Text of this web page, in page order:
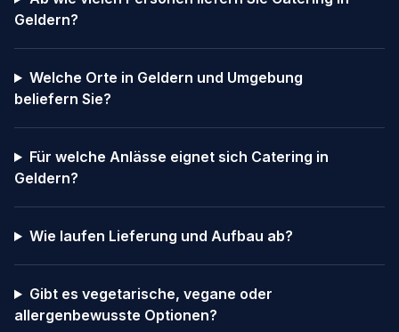
Geldern?
Welche Orte in Geldern und Umgebung
beliefern Sie?
Für welche Anlässe eignet sich Catering in
Geldern?
Wie laufen Lieferung und Aufbau ab?
Gibt es vegetarische, vegane oder
allergenbewusste Optionen?